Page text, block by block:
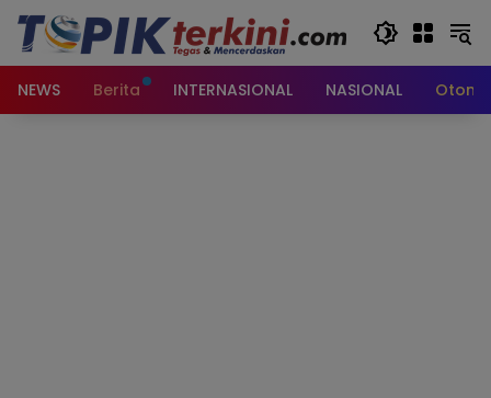
Langsung
konten
NEWS
Berita INTERNASIONAL NASIONAL